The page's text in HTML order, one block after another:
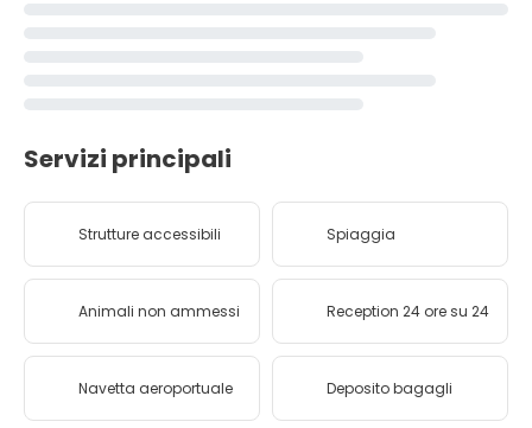
Servizi principali
Strutture accessibili Spiaggia
Animali non ammessi Reception 24 ore su 24
Navetta aeroportuale Deposito bagagli